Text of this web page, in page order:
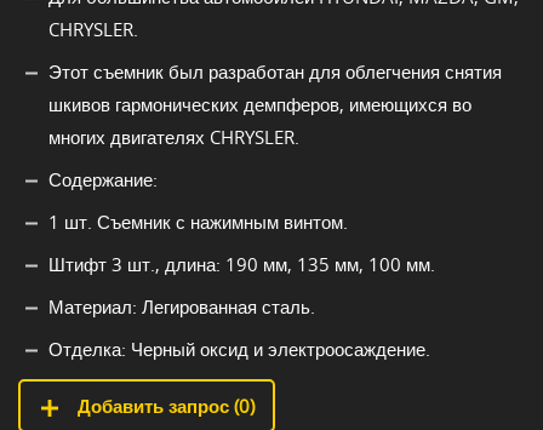
CHRYSLER.
Этот съемник был разработан для облегчения снятия
шкивов гармонических демпферов, имеющихся во
многих двигателях CHRYSLER.
Содержание:
1 шт. Съемник с нажимным винтом.
Штифт 3 шт., длина: 190 мм, 135 мм, 100 мм.
Материал: Легированная сталь.
Отделка: Черный оксид и электроосаждение.
Добавить запрос (0)